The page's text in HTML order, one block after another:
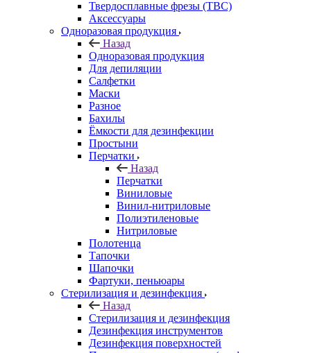
Твердосплавные фрезы (ТВС)
Аксессуары
Одноразовая продукция
Назад
Одноразовая продукция
Для депиляции
Салфетки
Маски
Разное
Бахилы
Ёмкости для дезинфекции
Простыни
Перчатки
Назад
Перчатки
Виниловые
Винил-нитриловые
Полиэтиленовые
Нитриловые
Полотенца
Тапочки
Шапочки
Фартуки, пеньюары
Стерилизация и дезинфекция
Назад
Стерилизация и дезинфекция
Дезинфекция инструментов
Дезинфекция поверхностей